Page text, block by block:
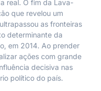
real. O fim da Lava-
que revelou um
as fronteiras
determinante da
em 2014. Ao prender
ações com grande
decisiva nas
político do país.